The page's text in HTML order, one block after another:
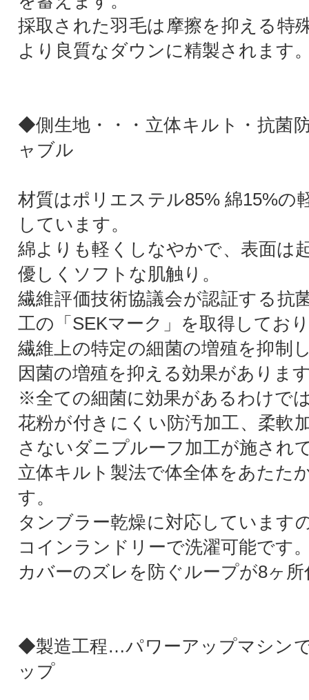
採取された羽毛は摩擦を抑える特
より良質なダウンに精製されます
◆側生地・・・立体キルト・抗菌
ャブル
材質はポリエステル85% 綿15%の
しています。
綿よりも軽くしなやかで、表面は
優しくソフトな肌触り。
繊維評価技術協議会が認証する抗
工の「SEKマーク」を取得してお
繊維上の特定の細菌の増殖を抑制
因菌の増殖を抑える効果がありま
※全ての細菌に効果があるわけで
花粉が付きにくい防汚加工、柔軟
さないダニプルーフ加工が施され
立体キルト製法で体全体をあたた
す。
タンブラー乾燥に対応しています
コインランドリーで洗濯可能です
カバーのズレを防ぐループが8ヶ
◆製造工程…パワーアップマシン
ップ